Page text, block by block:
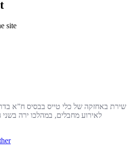
site
שירת באחזקה של כלי טייס בבסיס ח”א
לאירוע מחבלים, במהלכו ירה